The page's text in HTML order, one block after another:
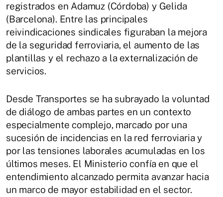
registrados en Adamuz (Córdoba) y Gelida
(Barcelona). Entre las principales
reivindicaciones sindicales figuraban la mejora
de la seguridad ferroviaria, el aumento de las
plantillas y el rechazo a la externalización de
servicios.
Desde Transportes se ha subrayado la voluntad
de diálogo de ambas partes en un contexto
especialmente complejo, marcado por una
sucesión de incidencias en la red ferroviaria y
por las tensiones laborales acumuladas en los
últimos meses. El Ministerio confía en que el
entendimiento alcanzado permita avanzar hacia
un marco de mayor estabilidad en el sector.